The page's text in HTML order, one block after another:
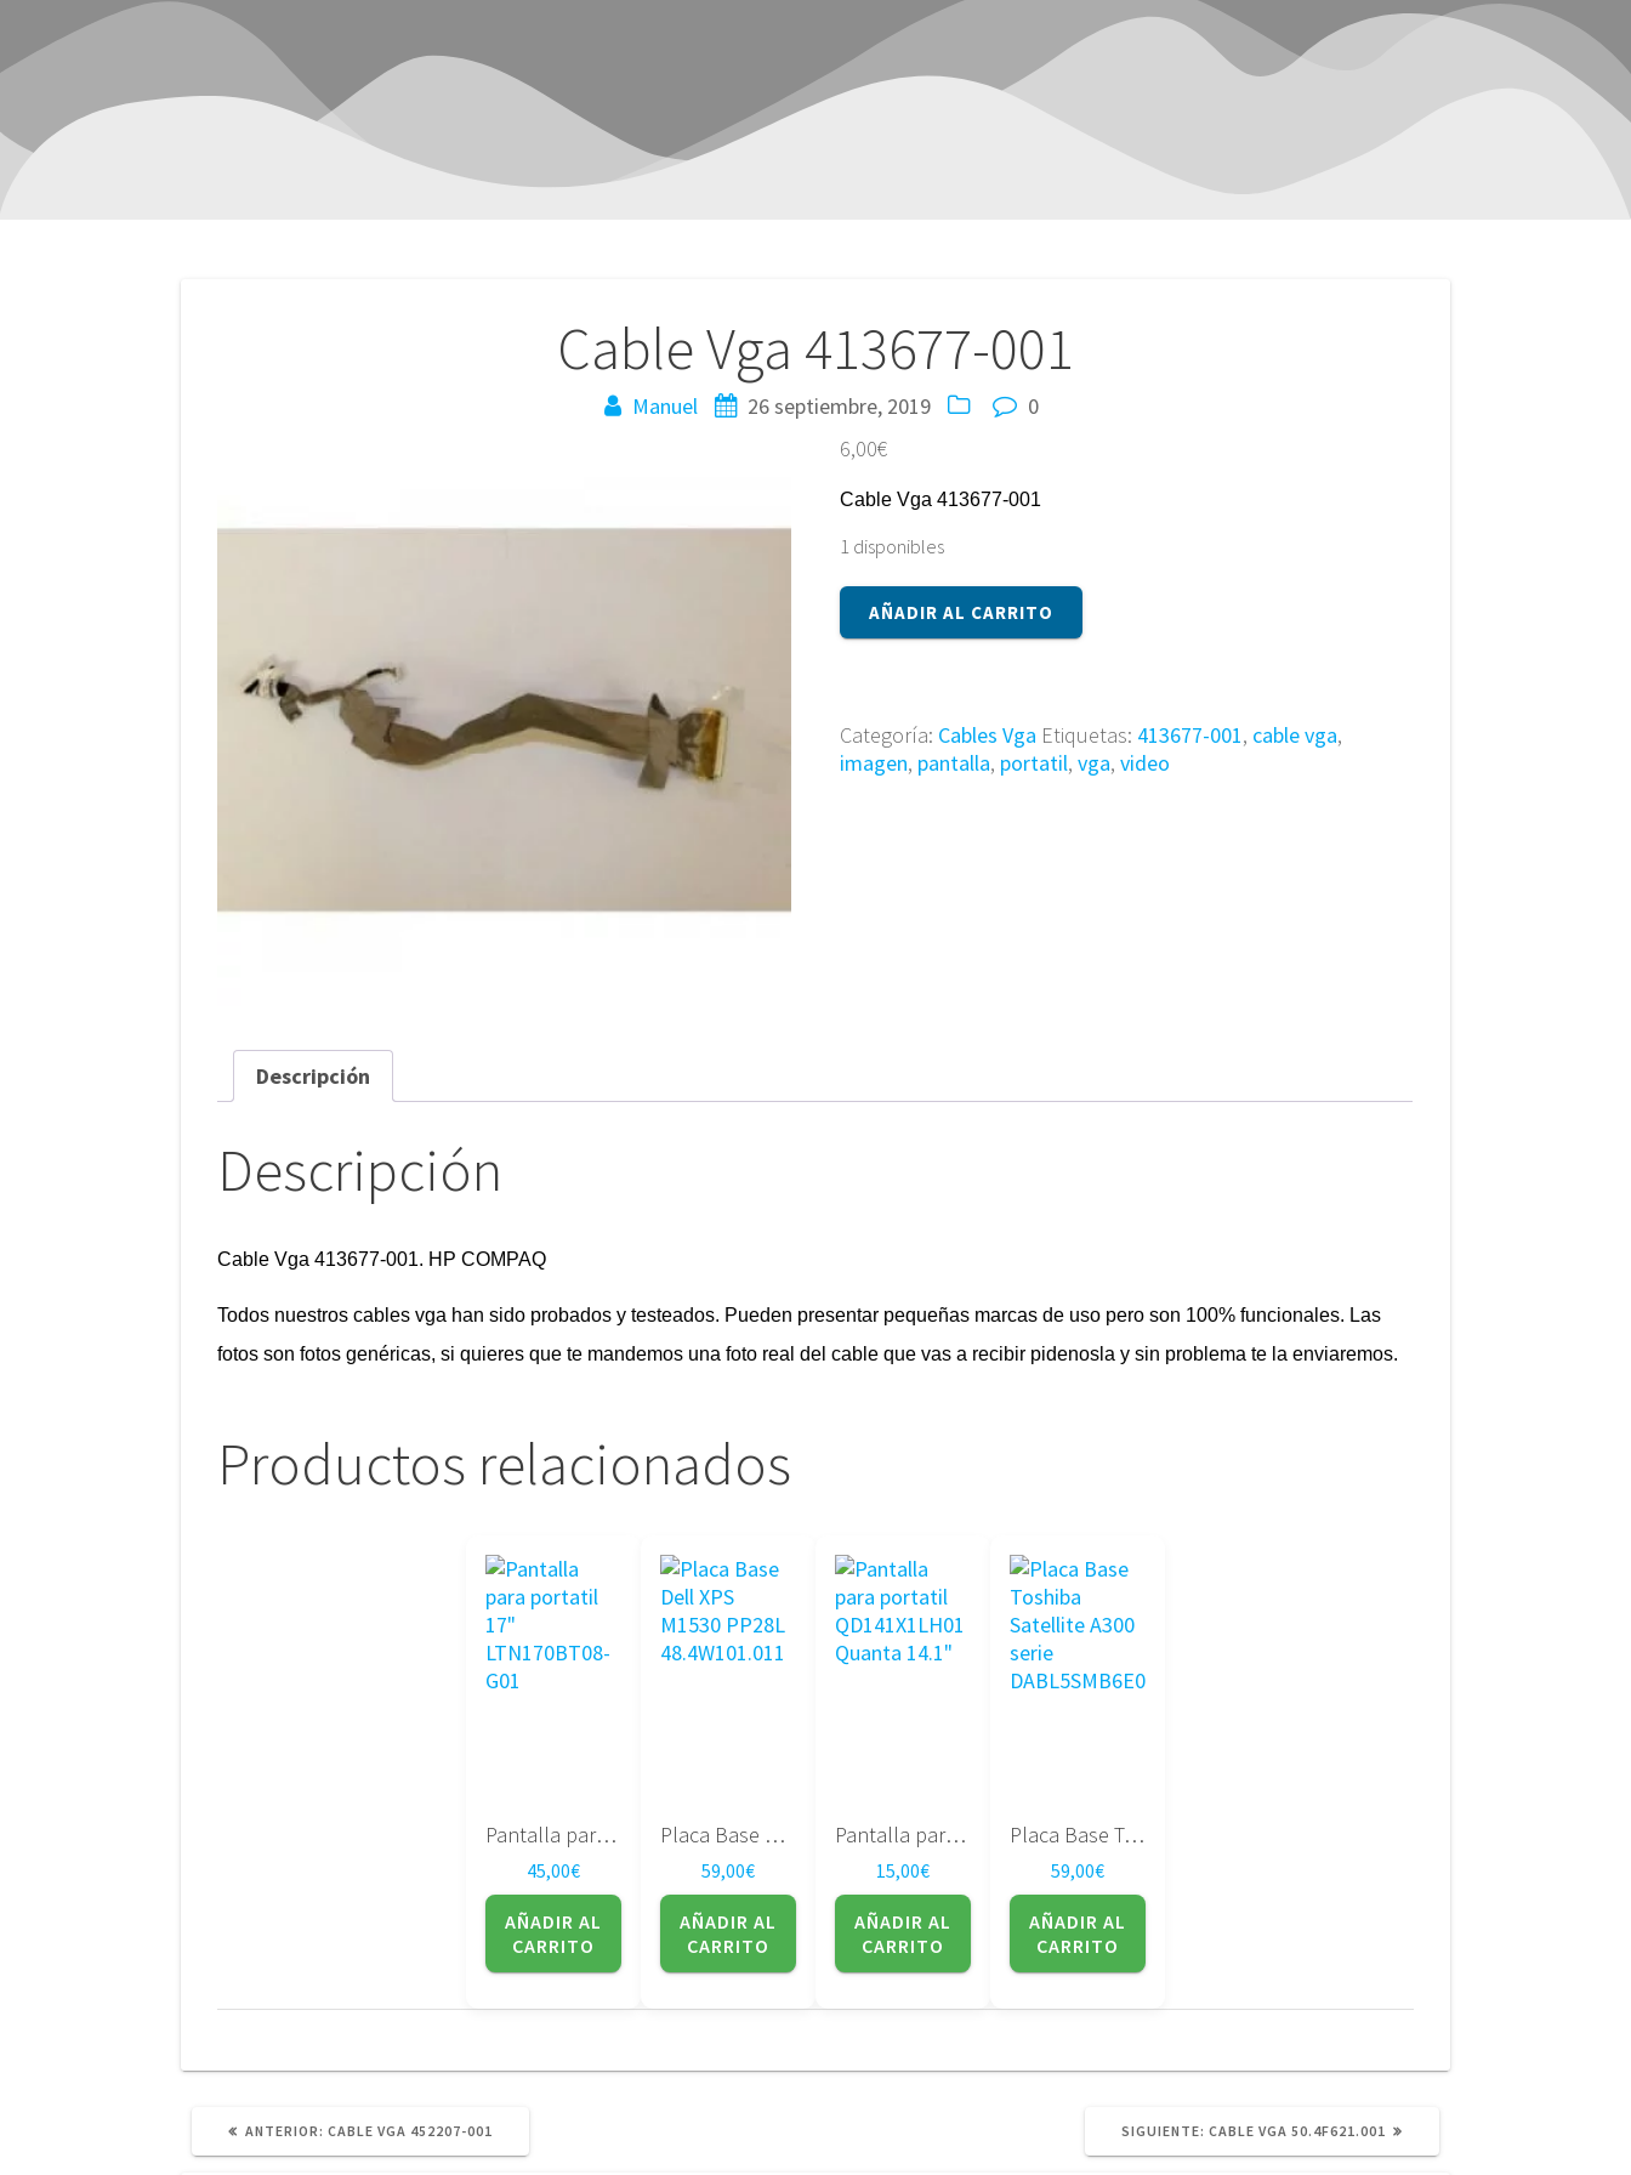
Cable Vga 413677-001
Manuel 26 septiembre, 2019
0
6,00€
Cable Vga 413677-001
1 disponibles
Cable
Vga
AÑADIR AL CARRITO
Categoría: Cables Vga Etiquetas: 413677-001, cable vga,
imagen, pantalla, portatil, vga, video
Descripción
Descripción
Cable Vga 413677-001. HP COMPAQ
Todos nuestros cables vga han sido probados y testeados. Pueden presentar pequeñas marcas de uso pero son 100% funcionales. Las
fotos son fotos genéricas, si quieres que te mandemos una foto real del cable que vas a recibir pidenosla y sin problema te la enviaremos.
Productos relacionados
Pantalla para portatil 17″ LTN170BT08-G01
45,00€
AÑADIR AL
CARRITO
Placa Base Dell XPS M1530 PP28L 48.4W101.011
59,00€
AÑADIR AL
CARRITO
Pantalla para portatil QD141X1LH01 Quanta 14.1″
15,00€
AÑADIR AL
CARRITO
Placa Base Toshiba Satellite A300 serie DABL5SMB6E0
59,00€
AÑADIR AL
CARRITO
ANTERIOR: POST
CABLE VGA 452207-001 SIGUIENTE: SIGUIENTE
CABLE VGA 50.4F621.001